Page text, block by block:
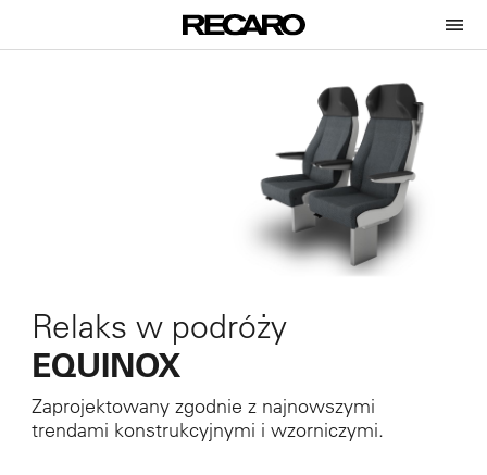
Relaks w podróży
EQUINOX
Zaprojektowany zgodnie z najnowszymi
trendami konstrukcyjnymi i wzorniczymi.